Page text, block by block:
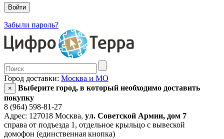
Забыли пароль?
Город доставки: Москва и МО
×
Выберите город, в который необходимо доставить
покупку
8 (964) 598-81-27
Адрес: 127018 Москва, ул. Советской Армии, дом 7
справа от подъезда 1, отдельное крыльцо с вывеской
домофон (единственная кнопка)